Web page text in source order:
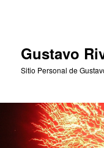
Gustavo
Sitio Personal de